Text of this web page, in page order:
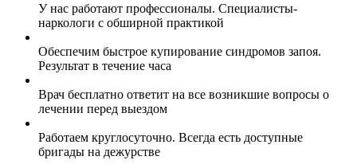
У нас работают профессионалы. Специалисты-
наркологи с обширной практикой
Обеспечим быстрое купирование синдромов запоя.
Результат в течение часа
Врач бесплатно ответит на все возникшие вопросы о
лечении перед выездом
Работаем круглосуточно. Всегда есть доступные
бригады на дежурстве